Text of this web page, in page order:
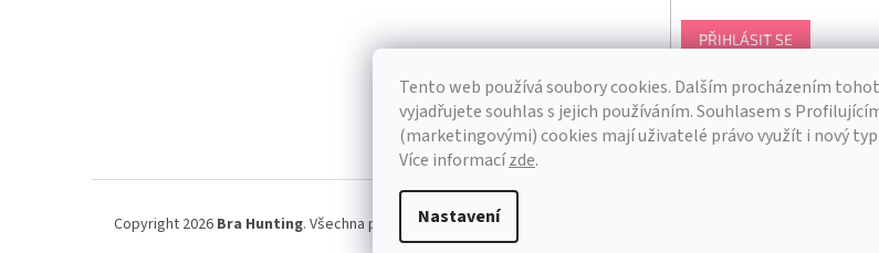
Tento web používá soubory cookies. Dalším procházením
vyjadřujete souhlas s jejich používáním. Souhlasem s
(marketingovými) cookies mají uživatelé právo využít i nový
Více informacízde.
Nastavení
PŘIHLÁSIT SE
Copyright 2026 Bra Hunting. Všechna práva vyhrazena.